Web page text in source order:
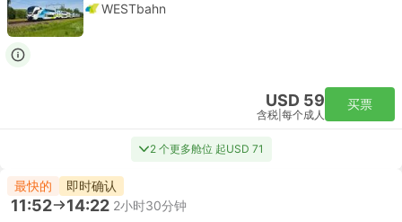
WESTbahn
USD 59
含税 每个成人
买票
2 个更多舱位 起USD 71
最快的 即时确认
11:52 14:22 2小时30分钟